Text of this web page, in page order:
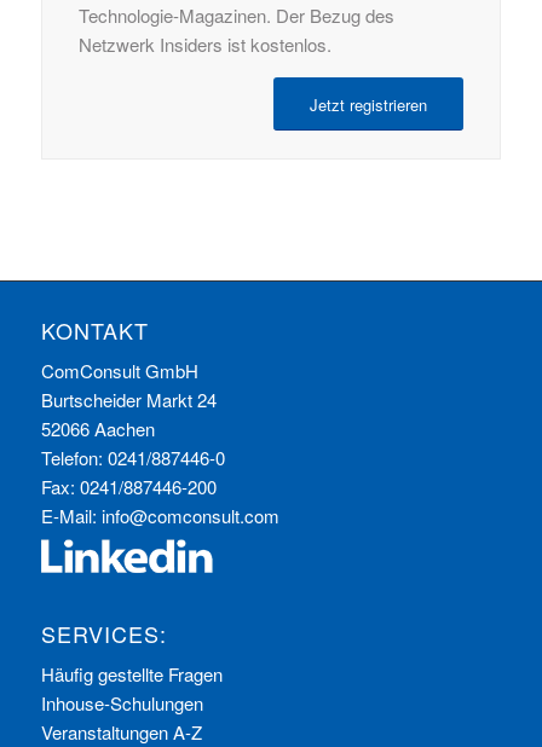
Technologie-Magazinen. Der Bezug des
Netzwerk Insiders ist kostenlos.
Jetzt registrieren
KONTAKT
ComConsult GmbH
Burtscheider Markt 24
52066 Aachen
Telefon: 0241/887446-0
Fax: 0241/887446-200
E-Mail: info@comconsult.com
SERVICES:
Häufig gestellte Fragen
Inhouse-Schulungen
Veranstaltungen A-Z